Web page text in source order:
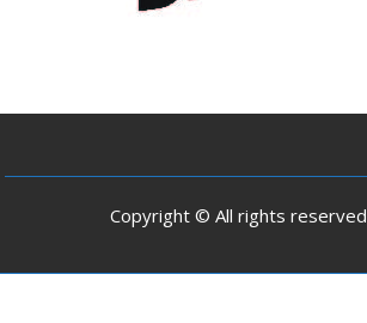
Copyright © All rights reserved